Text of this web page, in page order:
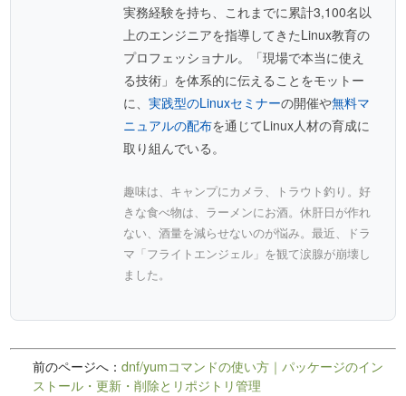
実務経験を持ち、これまでに累計3,100名以
上のエンジニアを指導してきたLinux教育の
プロフェッショナル。「現場で本当に使え
る技術」を体系的に伝えることをモットー
に、実践型のLinuxセミナーの開催や無料マ
ニュアルの配布を通じてLinux人材の育成に
取り組んでいる。
趣味は、キャンプにカメラ、トラウト釣り。好
きな食べ物は、ラーメンにお酒。休肝日が作れ
ない、酒量を減らせないのが悩み。最近、ドラ
マ「フライトエンジェル」を観て涙腺が崩壊し
ました。
前のページへ：dnf/yumコマンドの使い方｜パッケージのイン
ストール・更新・削除とリポジトリ管理